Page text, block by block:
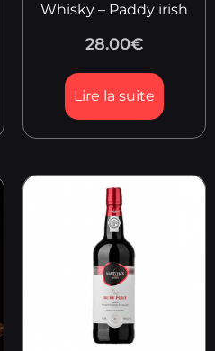
Whisky – Paddy irish
28.00€
Lire la suite